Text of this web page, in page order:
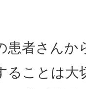
患者さんか
ることは大